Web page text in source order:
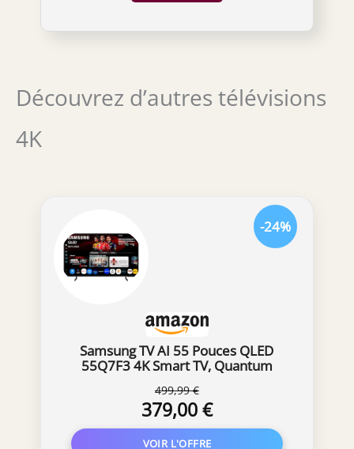
Découvrez d’autres télévisions
4K
Samsung TV AI 55 Pouces QLED
55Q7F3 4K Smart TV, Quantum
HDR, Q-Symphony, OTS Lite, Knox
Security, Gaming Hub, Bixby,
Application opérateurs intégrées
499,99 €
379,00 €
-24%